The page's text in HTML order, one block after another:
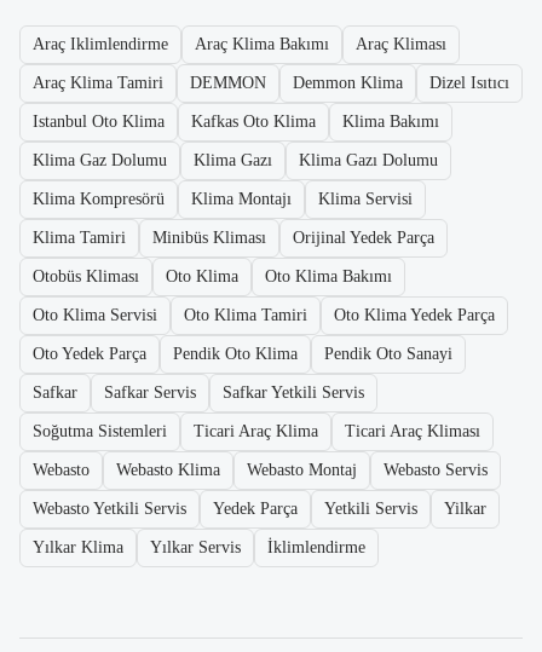
Araç Iklimlendirme Araç Klima Bakımı Araç Kliması
Araç Klima Tamiri DEMMON Demmon Klima Dizel Isıtıcı
Istanbul Oto Klima Kafkas Oto Klima Klima Bakımı
Klima Gaz Dolumu Klima Gazı Klima Gazı Dolumu
Klima Kompresörü Klima Montajı Klima Servisi
Klima Tamiri Minibüs Kliması Orijinal Yedek Parça
Otobüs Kliması Oto Klima Oto Klima Bakımı
Oto Klima Servisi Oto Klima Tamiri Oto Klima Yedek Parça
Oto Yedek Parça Pendik Oto Klima Pendik Oto Sanayi
Safkar Safkar Servis Safkar Yetkili Servis
Soğutma Sistemleri Ticari Araç Klima Ticari Araç Kliması
Webasto Webasto Klima Webasto Montaj Webasto Servis
Webasto Yetkili Servis Yedek Parça Yetkili Servis Yilkar
Yılkar Klima Yılkar Servis İklimlendirme